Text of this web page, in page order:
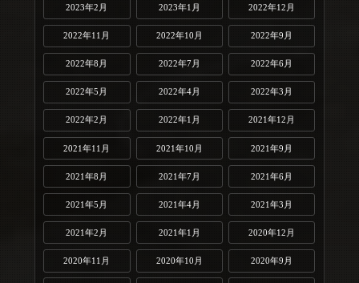
2023年2月 2023年1月 2022年12月
2022年11月 2022年10月 2022年9月
2022年8月 2022年7月 2022年6月
2022年5月 2022年4月 2022年3月
2022年2月 2022年1月 2021年12月
2021年11月 2021年10月 2021年9月
2021年8月 2021年7月 2021年6月
2021年5月 2021年4月 2021年3月
2021年2月 2021年1月 2020年12月
2020年11月 2020年10月 2020年9月